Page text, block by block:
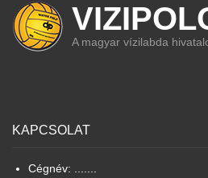
A magyar vízilabda
KAPCSOLAT
Cégnév: .......